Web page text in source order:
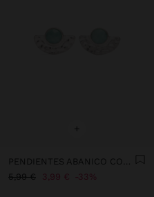
+
PENDIENTES ABANICO CON PIEDRAS
5,99 €
3,99 € 33%